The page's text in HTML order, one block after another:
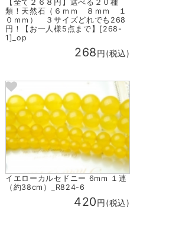
【全て２６８円】選べる２０種
類！天然石（６ｍｍ ８ｍｍ １
０ｍｍ） ３サイズどれでも268
円！【お一人様5点まで】[268-
1]_op
268円(税込)
イエローカルセドニー 6mm １連
（約38cm）_R824-6
420円(税込)